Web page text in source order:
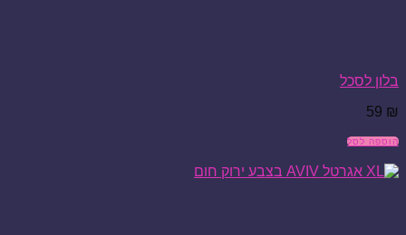
בלון לסכל
59 ₪
הוספה לסל